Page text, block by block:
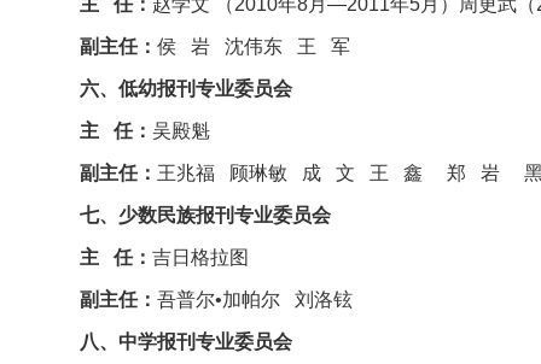
主 任： 赵学文 （2010年8月—2011年5月）周更武
副主任：侯 岩 沈伟东 王 军
六、低幼报刊专业委员会
主 任：吴殿魁
副主任： 王兆福 顾琳敏 成 文 王 鑫 郑 岩 黑
七、少数民族报刊专业委员会
主 任：吉日格拉图
副主任：吾普尔•加帕尔 刘洛铉
八、中学报刊专业委员会